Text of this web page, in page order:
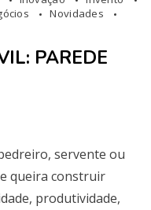
Novidades
PAREDE
servente ou
queira construir
produtividade,